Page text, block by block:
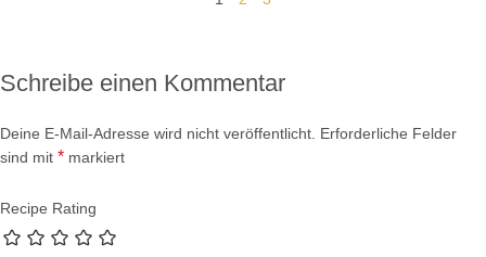
Schreibe einen Kommentar
Deine E-Mail-Adresse wird nicht veröffentlicht. Erforderliche Felder
sind mit * markiert
Recipe Rating